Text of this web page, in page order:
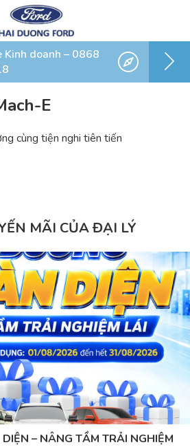
Kinh doanh – 0868
E
cùng tiện nghi tiên tiến
MÃI CỦA ĐẠI LÝ
– NÂNG TẦM TRẢI NGHIỆM